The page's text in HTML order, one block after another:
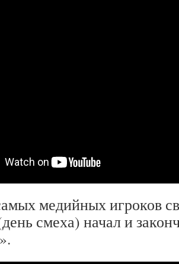
медийных игроков
смеха) начал и